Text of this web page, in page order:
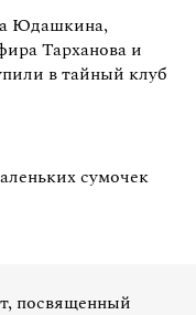
Юдашкина,
Тарханова и
в тайный клуб
сумочек
посвященный